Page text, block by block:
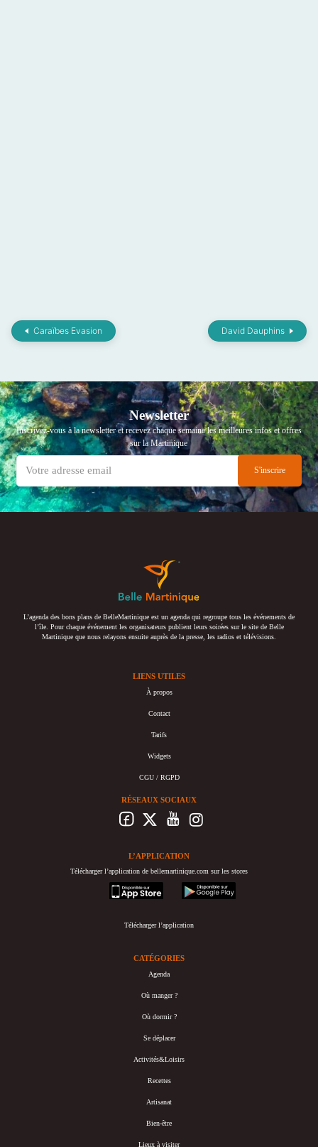
Caraïbes Evasion David Dauphins
Newsletter
Inscrivez-vous à la newsletter et recevez chaque semaine les meilleures infos et offres
sur la Martinique
L’agenda des bons plans de BelleMartinique est un agenda qui regroupe tous les événements de
l’île. Pour chaque événement les organisateurs publient leurs soirées sur le site de Belle
Martinique que nous relayons ensuite auprès de la presse, les radios et télévisions.
LIENS UTILES
À propos
Contact
Tarifs
Widgets
CGU / RGPD
RÉSEAUX SOCIAUX
L’APPLICATION
Télécharger l’application de bellemartinique.com sur les stores
appstore
googleplay
Télécharger l’application
CATÉGORIES
Agenda
Où manger ?
Où dormir ?
Se déplacer
Activités&Loisirs
Recettes
Artisanat
Bien-être
Lieux à visiter